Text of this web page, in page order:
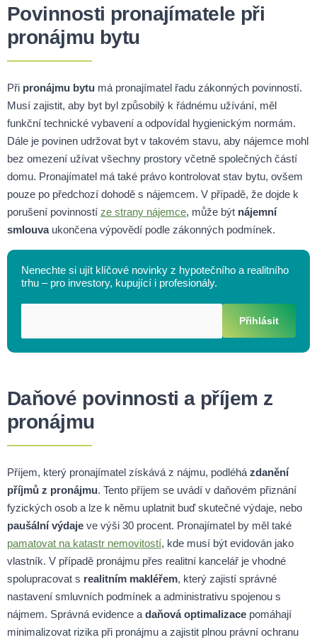
Povinnosti pronajímatele při
pronájmu bytu
Při pronájmu bytu má pronajímatel řadu zákonných povinností.
Musí zajistit, aby byt byl způsobilý k řádnému užívání, měl
funkční technické vybavení a odpovídal hygienickým normám.
Dále je povinen udržovat byt v takovém stavu, aby nájemce mohl
bez omezení užívat všechny prostory včetně společných částí
domu. Pronajímatel má také právo kontrolovat stav bytu, ovšem
pouze po předchozí dohodě s nájemcem. V případě, že dojde k
porušení povinností ze strany nájemce, může být nájemní
smlouvaukončena výpovědí podle zákonných podmínek.
Nenechte si ujít klíčové novinky z hypotečního a realitního
trhu – pro investory, kupující i profesionály.
Přihlásit
Daňové povinnosti a příjem z
pronájmu
Příjem, který pronajímatel získává z nájmu, podléhá zdanění
příjmů z pronájmu. Tento příjem se uvádí v daňovém přiznání
fyzických osob a lze k němu uplatnit buď skutečné výdaje, nebo
paušální výdaje ve výši 30 procent. Pronajímatel by měl také
pamatovat na katastr nemovitostí, kde musí být evidován jako
vlastník. V případě pronájmu přes realitní kancelář je vhodné
spolupracovat s realitním makléřem, který zajistí správné
nastavení smluvních podmínek a administrativu spojenou s
nájmem. Správná evidence a daňová optimalizace pomáhají
minimalizovat rizika při pronájmu a zajistit plnou právní ochranu